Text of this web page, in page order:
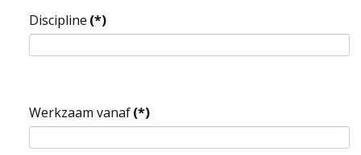
Selecteer de taal
Discipline (*)
Werkzaam vanaf(*)